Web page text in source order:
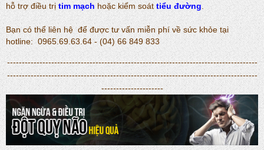
hỗ trợ điều trị tim mạch hoặc kiểm soát tiểu đường.
Bạn có thể liên hệ để được tư vấn miễn phí về sức khỏe tại
hotline: 0965.69.63.64 - (04) 66 849 833
-------------------------------------------------------------------------------------
-------------------------------------------------------------------------------------
---------------------